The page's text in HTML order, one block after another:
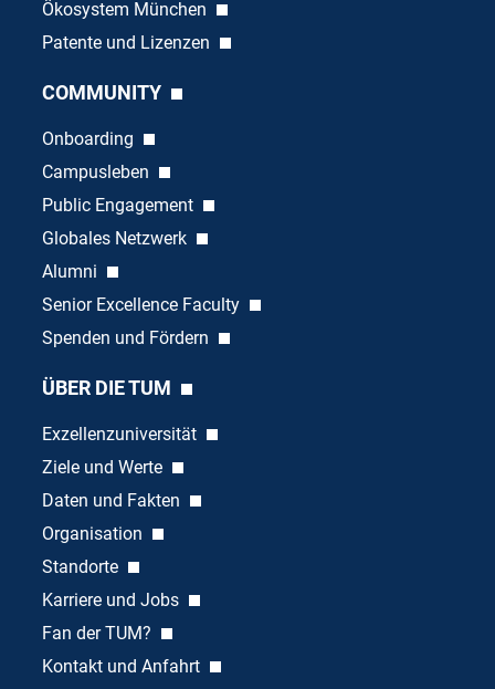
Ökosystem München
Patente und Lizenzen
COMMUNITY
Onboarding
Campusleben
Public Engagement
Globales Netzwerk
Alumni
Senior Excellence Faculty
Spenden und Fördern
ÜBER DIE TUM
Exzellenzuniversität
Ziele und Werte
Daten und Fakten
Organisation
Standorte
Karriere und Jobs
Fan der TUM?
Kontakt und Anfahrt